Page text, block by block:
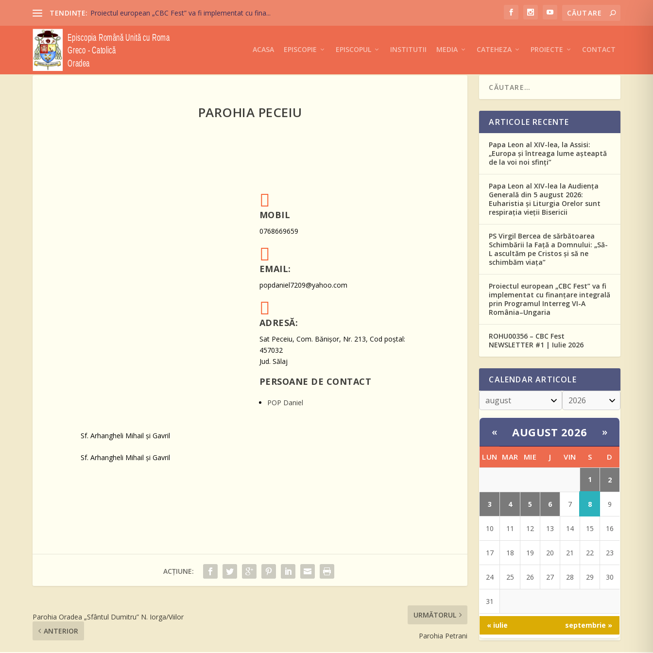
TENDINȚE: Proiectul european „CBC Fest” va fi implementat cu fina...
ACASA EPISCOPIE EPISCOPUL INSTITUTII MEDIA CATEHEZA PROIECTE CONTACT
PAROHIA PECEIU

MOBIL
0768669659

EMAIL:
popdaniel7209@yahoo.com

ADRESĂ:
Sat Peceiu, Com. Bănișor, Nr. 213, Cod poștal:
457032
Jud. Sălaj
PERSOANE DE CONTACT
POP Daniel
Sf. Arhangheli Mihail şi Gavril
Sf. Arhangheli Mihail şi Gavril
ACȚIUNE:
Parohia Oradea „Sfântul Dumitru” N. Iorga/Viilor
ANTERIOR
URMĂTORUL
Parohia Petrani
ARTICOLE RECENTE
Papa Leon al XIV-lea, la Assisi:
„Europa și întreaga lume așteaptă
de la voi noi sfinți”
Papa Leon al XIV-lea la Audiența
Generală din 5 august 2026:
Euharistia și Liturgia Orelor sunt
respirația vieții Bisericii
PS Virgil Bercea de sărbătoarea
Schimbării la Față a Domnului: „Să-
L ascultăm pe Cristos și să ne
schimbăm viața”
Proiectul european „CBC Fest” va fi
implementat cu finanțare integrală
prin Programul Interreg VI-A
România–Ungaria
ROHU00356 – CBC Fest
NEWSLETTER #1 | Iulie 2026
CALENDAR ARTICOLE
« AUGUST 2026 »
LUN MAR MIE J VIN S D
1 2
3 4 5 6 7 8 9
10 11 12 13 14 15 16
17 18 19 20 21 22 23
24 25 26 27 28 29 30
31
« iulie septembrie »